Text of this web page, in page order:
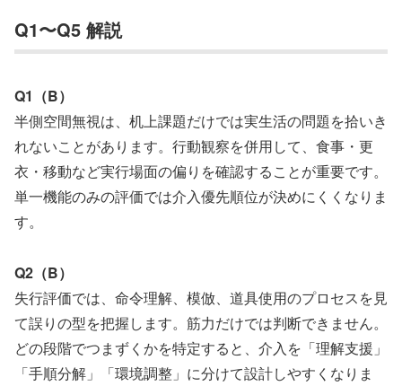
Q1〜Q5 解説
Q1（B）
半側空間無視は、机上課題だけでは実生活の問題を拾いき
れないことがあります。行動観察を併用して、食事・更
衣・移動など実行場面の偏りを確認することが重要です。
単一機能のみの評価では介入優先順位が決めにくくなりま
す。
Q2（B）
失行評価では、命令理解、模倣、道具使用のプロセスを見
て誤りの型を把握します。筋力だけでは判断できません。
どの段階でつまずくかを特定すると、介入を「理解支援」
「手順分解」「環境調整」に分けて設計しやすくなりま